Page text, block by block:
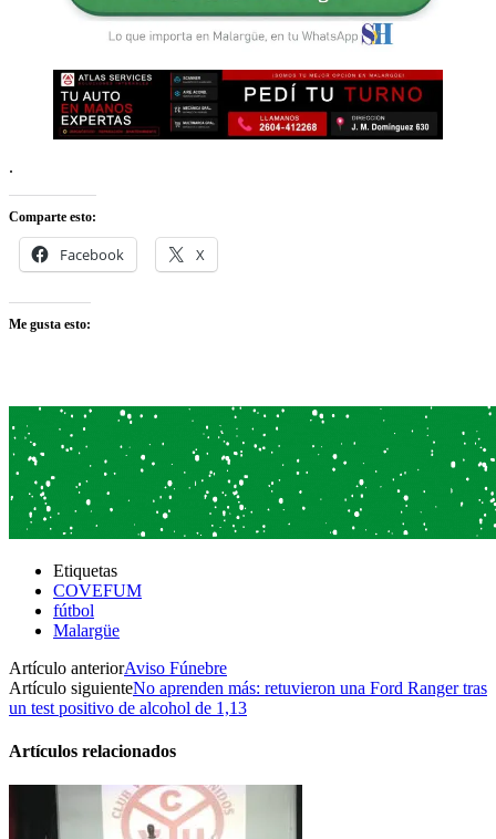
.
Comparte esto:
Facebook X
Me gusta esto:
Etiquetas
COVEFUM
fútbol
Malargüe
Artículo anteriorAviso Fúnebre
Artículo siguienteNo aprenden más: retuvieron una Ford Ranger tras
un test positivo de alcohol de 1,13
Artículos relacionados